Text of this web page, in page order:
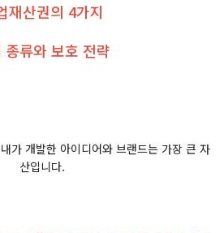
재산권의 4가지
종류와 보호 전략
가 개발한 아이디어와 브랜드는 가장 큰 자
산입니다.